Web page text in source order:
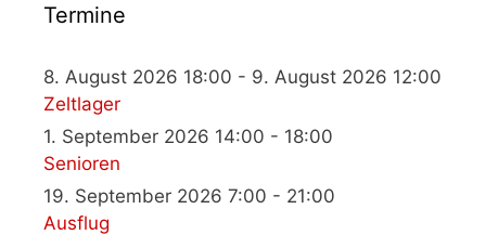
Termine
8. August 2026 18:00 - 9. August 2026 12:00
Zeltlager
1. September 2026 14:00 - 18:00
Senioren
19. September 2026 7:00 - 21:00
Ausflug